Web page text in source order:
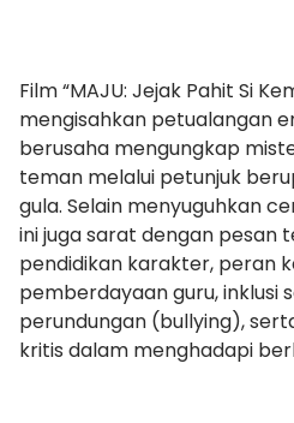
Film “MAJU: Jejak Pahit Si
mengisahkan petualangan
berusaha mengungkap
teman melalui petunjuk
gula. Selain menyuguhkan
ini juga sarat dengan pesan
pendidikan karakter, peran
pemberdayaan guru, inklusi
perundungan (bullying),
kritis dalam menghadapi